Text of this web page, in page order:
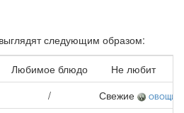
следующим образом:
Любимое блюдо Не любит
/ Свежие
овощи